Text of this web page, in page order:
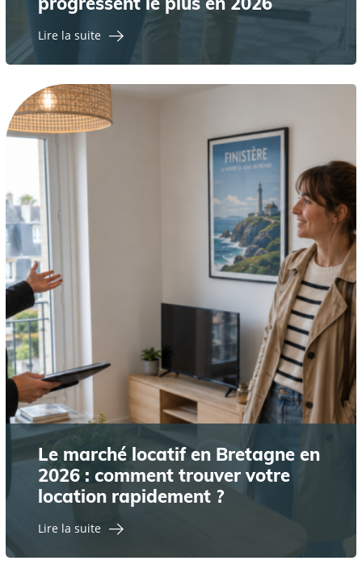
Lire la suite
Le marché locatif en Bretagne en
2026 : comment trouver votre
location rapidement ?
Lire la suite